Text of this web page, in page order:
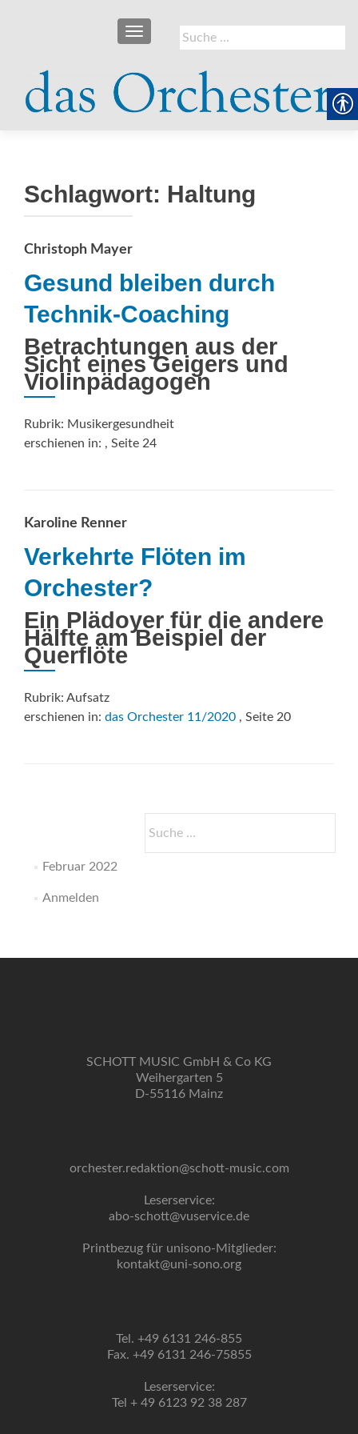
Suche
nach:
SCHALTE NAVIGATION
Schlagwort: Haltung
Christoph Mayer
Gesund bleiben durch
Technik-Coaching
Betrachtungen aus der
Sicht eines Geigers und
Violinpädagogen
Rubrik: Musikergesundheit
erschienen in: , Seite 24
Karoline Renner
Verkehrte Flöten im
Orchester?
Ein Plädoyer für die andere
Hälfte am Beispiel der
Querflöte
Rubrik: Aufsatz
erschienen in: das Orchester 11/2020 , Seite 20
nach:
Februar 2022
Anmelden
SCHOTT MUSIC GmbH & Co KG
Weihergarten 5
D-55116 Mainz
orchester.redaktion@schott-music.com
Leserservice:
abo-schott@vuservice.de
Printbezug für unisono-Mitglieder:
kontakt@uni-sono.org
Tel. +49 6131 246-855
Fax. +49 6131 246-75855
Leserservice:
Tel + 49 6123 92 38 287